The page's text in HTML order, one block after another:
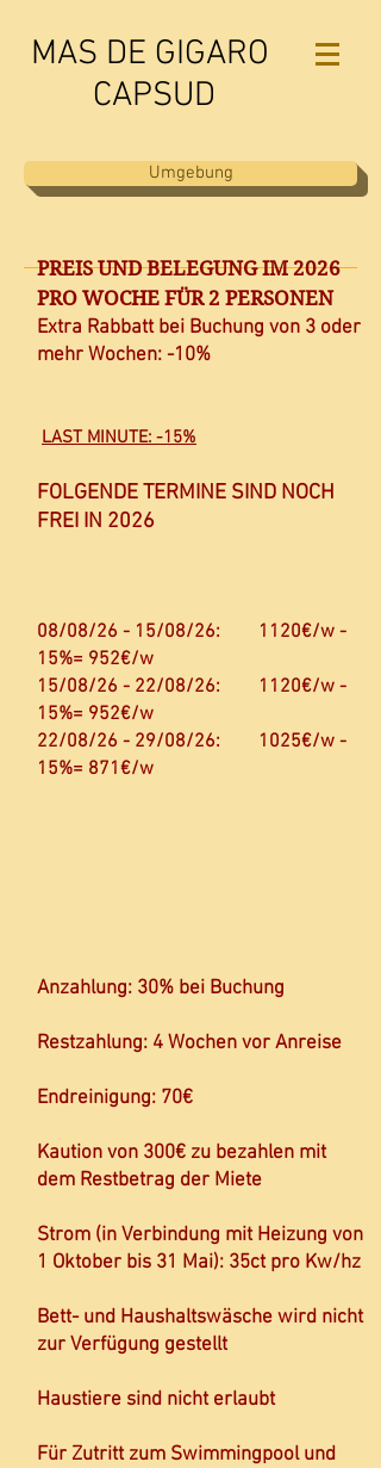
MAS DE GIGARO
CAPSUD
Umgebung
PREIS UND BELEGUNG IM 2026
PRO WOCHE FÜR 2 PERSONEN
Extra Rabbatt bei Buchung von 3 oder
mehr Wochen: -10%
LAST MINUTE: -15%
FOLGENDE TERMINE SIND NOCH
FREI IN 2026
08/08/26 - 15/08/26: 1120€/w -
15%= 952€/w
15/08/26 - 22/08/26: 1120€/w -
15%= 952€/w
22/08/26 - 29/08/26: 1025€/w -
15%= 871€/w
Anzahlung: 30% bei Buchung
Restzahlung: 4 Wochen vor Anreise
Endreinigung: 70€
Kaution von 300€ zu bezahlen mit
dem Restbetrag der Miete
Strom (in Verbindung mit Heizung von
1 Oktober bis 31 Mai): 35ct pro Kw/hz
Bett- und Haushaltswäsche wird nicht
zur Verfügung gestellt
Haustiere sind nicht erlaubt
Für Zutritt zum Swimmingpool und